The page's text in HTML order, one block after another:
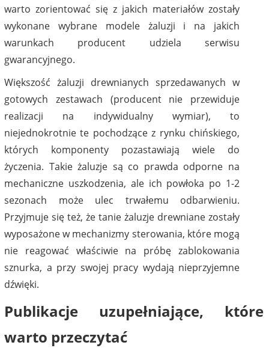
warto zorientować się z jakich materiałów zostały
wykonane wybrane modele żaluzji i na jakich
warunkach producent udziela serwisu
gwarancyjnego.
Większość żaluzji drewnianych sprzedawanych w
gotowych zestawach (producent nie przewiduje
realizacji na indywidualny wymiar), to
niejednokrotnie te pochodzące z rynku chińskiego,
których komponenty pozastawiają wiele do
życzenia. Takie żaluzje są co prawda odporne na
mechaniczne uszkodzenia, ale ich powłoka po 1-2
sezonach może ulec trwałemu odbarwieniu.
Przyjmuje się też, że tanie żaluzje drewniane zostały
wyposażone w mechanizmy sterowania, które mogą
nie reagować właściwie na próbę zablokowania
sznurka, a przy swojej pracy wydają nieprzyjemne
dźwięki.
Publikacje uzupełniające, które
warto przeczytać